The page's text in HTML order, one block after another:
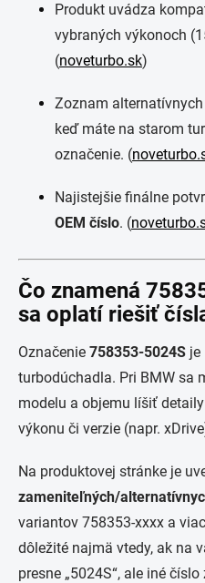
Produkt uvádza
vybraných výkonoch
(noveturbo.sk)
Zoznam
keď máte na starom
označenie. (
Najistejšie finálne
OEM číslo. (
Čo znamená
sa oplatí riešiť
Označenie 758353-5024S je
turbodúchadla. Pri BMW sa
modelu a objemu líšiť
výkonu či verzie (napr.
Na produktovej stránke je
zameniteľných/
variantov 758353-xxxx a
dôležité najmä vtedy, ak na
presne „5024S“, ale iné